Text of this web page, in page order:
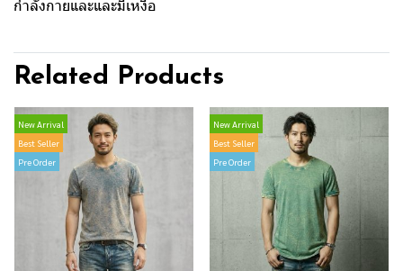
กำลังกายและและมีเหงื่อ
Related Products
New Arrival
Best Seller
Pre Order
New Arrival
Best Seller
Pre Order